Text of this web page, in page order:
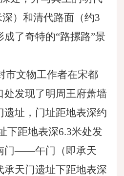
）和清代路面（约3
了奇特的“路摞路”景
市文物工作者在宋都
处发现了明周王府萧墙
址，门址距地表深约
下距地表深6.3米处发
门——午门（即承天
承天门遗址下距地表深